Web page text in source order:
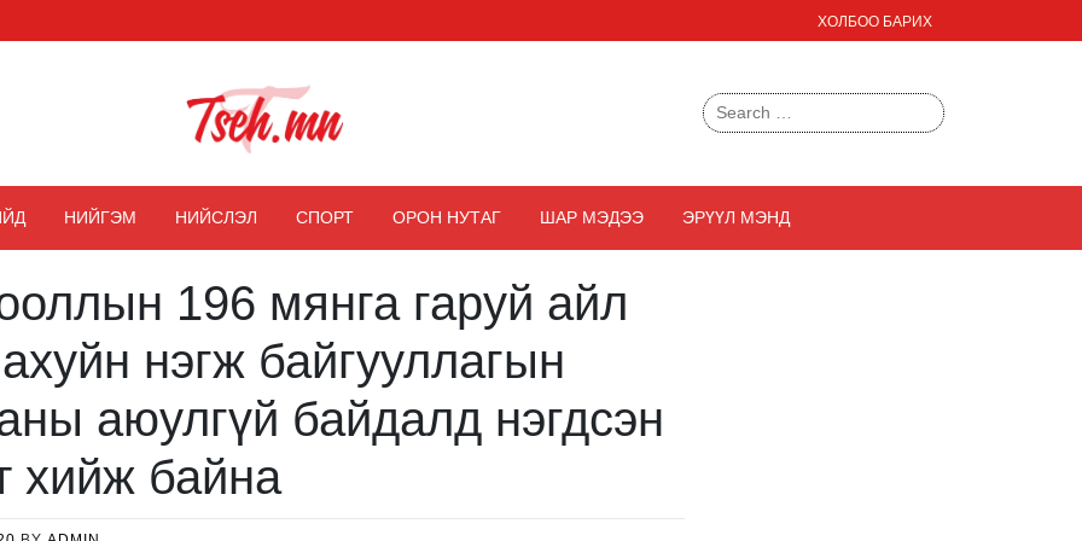
ХОЛБОО БАРИХ
Цэх мэдээ
Search
for:
НИЙГЭМ НИЙСЛЭЛ СПОРТ ОРОН НУТАГ ШАР МЭДЭЭ ЭРҮҮЛ МЭНД
196 мянга гаруй айл
нэгж байгууллагын
аюулгүй байдалд нэгдсэн
хийж байна